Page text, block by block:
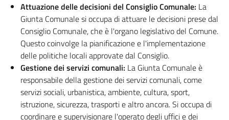
Attuazione delle decisioni del Consiglio Comunale: La
Giunta Comunale si occupa di attuare le decisioni prese dal
Consiglio Comunale, che è l'organo legislativo del Comune.
Questo coinvolge la pianificazione e l'implementazione
delle politiche locali approvate dal Consiglio.
Gestione dei servizi comunali: La Giunta Comunale è
responsabile della gestione dei servizi comunali, come
servizi sociali, urbanistica, ambiente, cultura, sport,
istruzione, sicurezza, trasporti e altro ancora. Si occupa di
coordinare e supervisionare l'operato degli uffici e dei